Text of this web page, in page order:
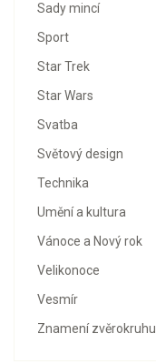
Sady mincí
Sport
Star Trek
Star Wars
Svatba
Světový design
Technika
Umění a kultura
Vánoce a Nový rok
Velikonoce
Vesmír
Znamení zvěrokruhu